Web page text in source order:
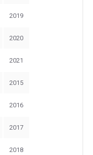
2019
2020
2021
2015
2016
2017
2018